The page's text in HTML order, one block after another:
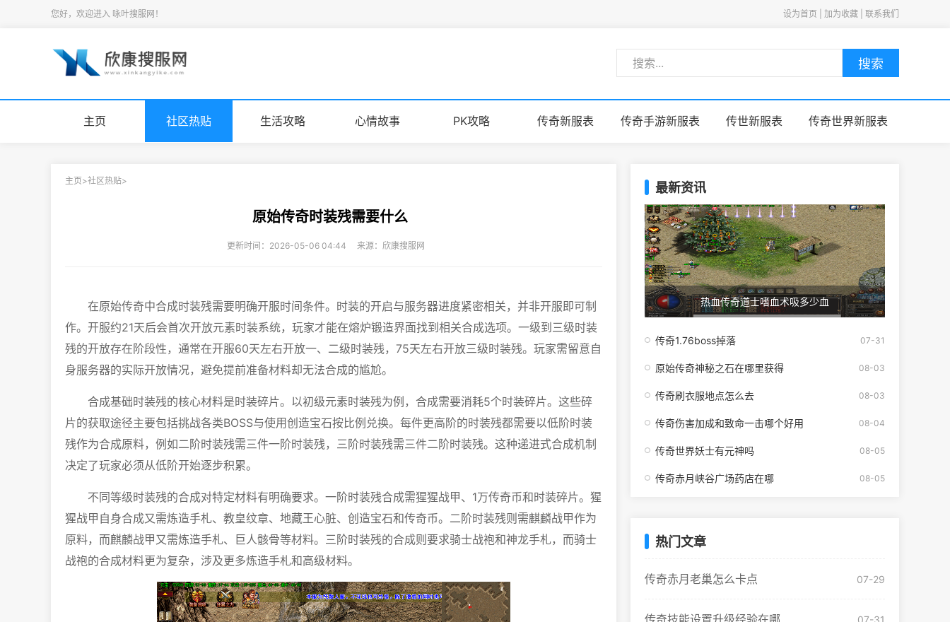
您好，欢迎进入 咏叶搜服网！ 设为首页 | 加为收藏 | 联系我们
搜索
主页 社区热贴 生活攻略 心情故事 PK攻略 传奇新服表 传奇手游新服表 传世新服表 传奇世界新服表
主页>社区热贴>
原始传奇时装残需要什么
更新时间：2026-05-06 04:44 来源：欣康搜服网
在原始传奇中合成时装残需要明确开服时间条件。时装的开启与服务器进度紧密相关，并非开服即可制
作。开服约21天后会首次开放元素时装系统，玩家才能在熔炉锻造界面找到相关合成选项。一级到三级时装
残的开放存在阶段性，通常在开服60天左右开放一、二级时装残，75天左右开放三级时装残。玩家需留意自
身服务器的实际开放情况，避免提前准备材料却无法合成的尴尬。
合成基础时装残的核心材料是时装碎片。以初级元素时装残为例，合成需要消耗5个时装碎片。这些碎
片的获取途径主要包括挑战各类BOSS与使用创造宝石按比例兑换。每件更高阶的时装残都需要以低阶时装
残作为合成原料，例如二阶时装残需三件一阶时装残，三阶时装残需三件二阶时装残。这种递进式合成机制
决定了玩家必须从低阶开始逐步积累。
不同等级时装残的合成对特定材料有明确要求。一阶时装残合成需猩猩战甲、1万传奇币和时装碎片。猩
猩战甲自身合成又需炼造手札、教皇纹章、地藏王心脏、创造宝石和传奇币。二阶时装残则需麒麟战甲作为
原料，而麒麟战甲又需炼造手札、巨人骸骨等材料。三阶时装残的合成则要求骑士战袍和神龙手札，而骑士
战袍的合成材料更为复杂，涉及更多炼造手札和高级材料。
最新资讯
热血传奇道士嗜血术吸多少血
传奇1.76boss掉落 07-31
原始传奇神秘之石在哪里获得 08-03
传奇刷衣服地点怎么去 08-03
传奇伤害加成和致命一击哪个好用 08-04
传奇世界妖士有元神吗 08-05
传奇赤月峡谷广场药店在哪 08-05
热门文章
传奇赤月老巢怎么卡点 07-29
传奇技能设置升级经验在哪 07-31